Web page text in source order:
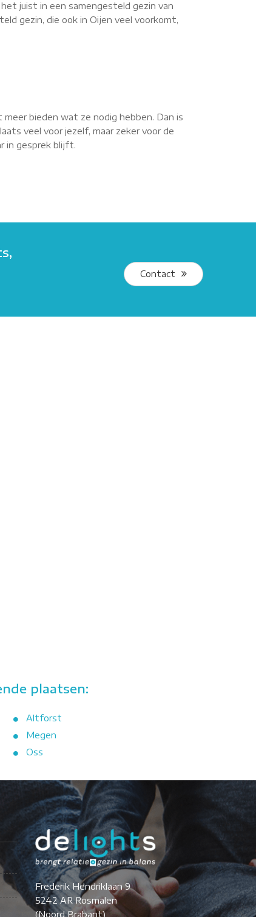
juist in een samengesteld gezin van
gezin, die ook in Oijen veel voorkomt,
bieden wat ze nodig hebben. Dan is
veel voor jezelf, maar zeker voor de
in gesprek blijft.
Contact
plaatsen:
Altforst
Megen
Oss
Frederik Hendriklaan 9
5242 AR Rosmalen
(Noord Brabant)